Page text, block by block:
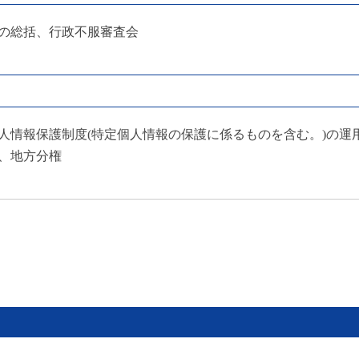
総括、行政不服審査会
情報保護制度(特定個人情報の保護に係るものを含む。)の運
地方分権